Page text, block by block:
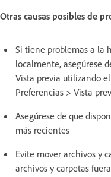
Otras causas posibles de
Si tiene problemas a la
localmente, asegúrese
Vista previa utilizando
Preferencias > Vista
Asegúrese de que
más recientes
Evite mover archivos y
archivos y carpetas